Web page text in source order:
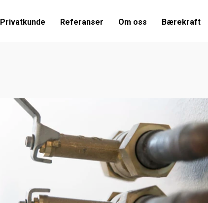
Privatkunde Referanser Om oss Bærekraft